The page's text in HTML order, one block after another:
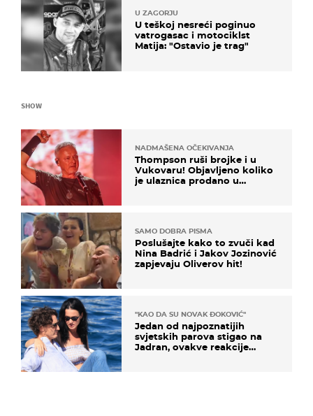
U ZAGORJU
U teškoj nesreći poginuo
vatrogasac i motociklst
Matija: "Ostavio je trag"
SHOW
NADMAŠENA OČEKIVANJA
Thompson ruši brojke i u
Vukovaru! Objavljeno koliko
je ulaznica prodano u
SAMO DOBRA PISMA
Poslušajte kako to zvuči kad
Nina Badrić i Jakov Jozinović
zapjevaju Oliverov hit!
"KAO DA SU NOVAK ĐOKOVIĆ"
Jedan od najpoznatijih
svjetskih parova stigao na
Jadran, ovakve reakcije